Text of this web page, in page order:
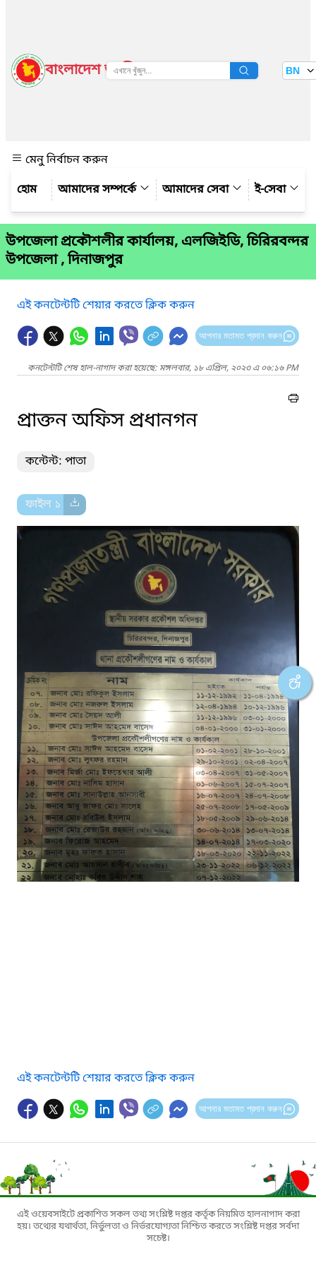
বাংলাদেশ জাতীয় তথ্য বাতায়ন BN
মেনু নির্বাচন করুন
আমাদের সম্পর্কে
আমাদের সেবা ই-সেবা
উপজেলা প্রকৌশলীর কার্যালয়, এলজিইডি, চিরিরবন্দর
উপজেলা , দিনাজপুর
এই কনটেন্টটি শেয়ার করতে ক্লিক করুন
আপনার মতামত প্রদান করুন
কনটেন্টটি শেষ হাল-নাগাদ করা হয়েছে: মঙ্গলবার, ১৮ এপ্রিল, ২০২৩ এ ০৬:১৬ PM
প্রাক্তন অফিস প্রধানগন
কন্টেন্ট: পাতা
ফাইল ১
এই কনটেন্টটি শেয়ার করতে ক্লিক করুন
আপনার মতামত প্রদান করুন
এই ওয়েবসাইটে প্রকাশিত সকল তথ্য সংশ্লিষ্ট দপ্তর কর্তৃক নিয়মিত হালনাগাদ করা
হয়। তথ্যের যথার্থতা, নির্ভুলতা ও নির্ভরযোগ্যতা নিশ্চিত করতে সংশ্লিষ্ট দপ্তর সর্বদা
সচেষ্ট।